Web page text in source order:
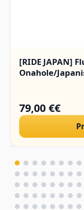
[RIDE JAPAN]
Onahole/
79,00 €€